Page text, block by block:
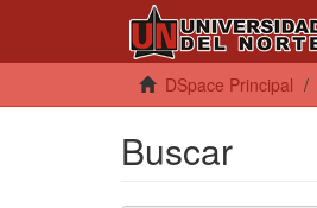
DSpace Principal
Buscar